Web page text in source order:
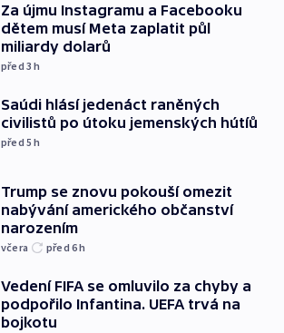
Za újmu Instagramu a Facebooku
dětem musí Meta zaplatit půl
miliardy dolarů
před 3h
Saúdi hlásí jedenáct raněných
civilistů po útoku jemenských hútíů
před 5h
Trump se znovu pokouší omezit
nabývání amerického občanství
narozením
včera před 6h
Vedení FIFA se omluvilo za chyby a
podpořilo Infantina. UEFA trvá na
bojkotu